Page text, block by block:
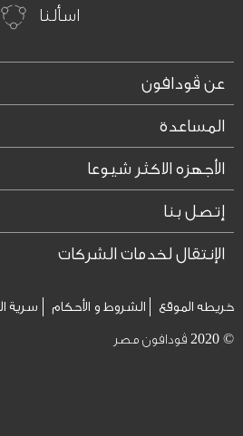
اسألنا
عن ڤودافون
المساعدة
الأجهزه الاكثر شيوعا
إتصل بنا
الإنتقال لخدمات الشركات
خريطه الموقع الشروط و الأحكام سرية
© 2020 ڤودافون مصر